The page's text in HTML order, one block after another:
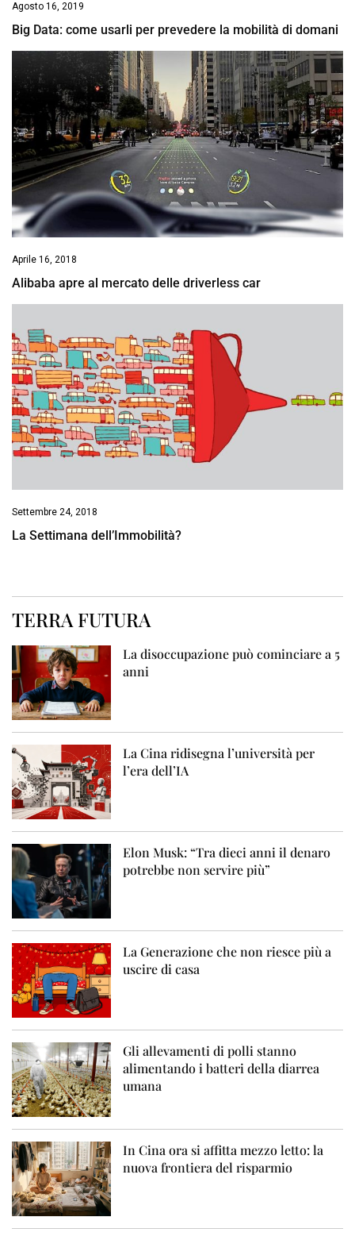
Agosto 16, 2019
Big Data: come usarli per prevedere la mobilità di domani
Aprile 16, 2018
Alibaba apre al mercato delle driverless car
Settembre 24, 2018
La Settimana dell’Immobilità?
TERRA FUTURA
La disoccupazione può cominciare a 5
anni
La Cina ridisegna l’università per
l’era dell’IA
Elon Musk: “Tra dieci anni il denaro
potrebbe non servire più”
La Generazione che non riesce più a
uscire di casa
Gli allevamenti di polli stanno
alimentando i batteri della diarrea
umana
In Cina ora si affitta mezzo letto: la
nuova frontiera del risparmio